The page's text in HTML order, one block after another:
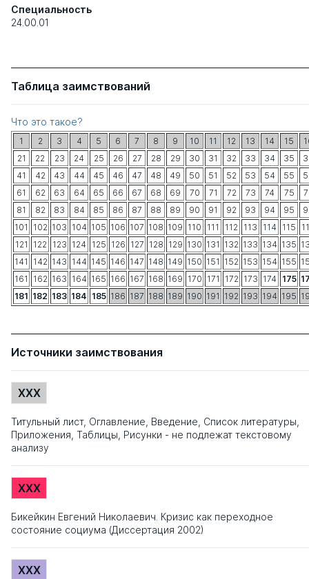
Специальность
24.00.01
Таблица заимствований
Что это такое?
1 2 3 4 5 6 7 8 9 10 11 12 13 14 15
21
22 23 24 25 26 27 28 29 30 31 32 33 34 35
41
42 43 44 45 46 47 48 49 50 51 52 53 54 55
61
62 63 64 65 66 67 68 69 70 71 72 73 74 75
81
82 83 84 85 86 87 88 89 90 91 92 93 94 95
101
102 103 104 105 106 107 108 109 110 111 112 113 114 115
121
122 123 124 125 126 127 128 129 130 131 132 133 134 135
141
142 143 144 145 146 147 148 149 150 151 152 153 154 155
161
162 163 164 165 166 167 168 169 170 171 172 173 174 175
181 182 183 184 185 186 187 188 189 190 191 192 193 194 195
Источники заимствования
XXX
Титульный лист, Оглавление, Введение, Список литературы,
Приложения, Таблицы, Рисунки - не подлежат текстовому
анализу
XXX
Бикейкин Евгений Николаевич. Кризис как переходное
состояние социума (Диссертация 2002)
XXX